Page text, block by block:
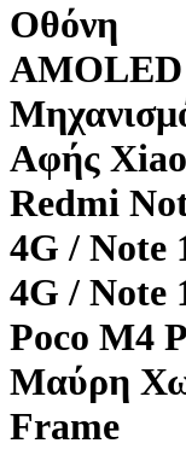
Οθόνη
AMOLED
Αφής
Redmi
4G / Note
4G / Note
Poco M4
Μαύρη
Frame